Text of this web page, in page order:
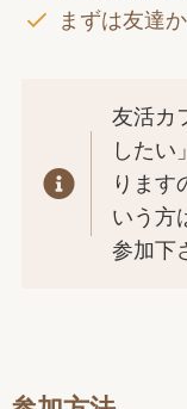
まずは友達
友活カ
したい
ります
いう方
参加下